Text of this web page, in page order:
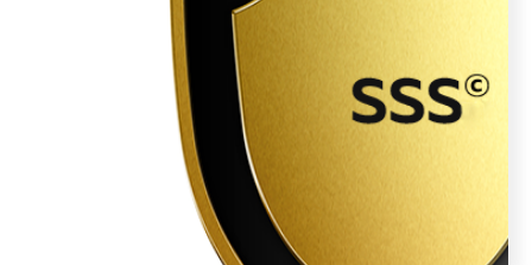
Анализ фото на сайте
в соответствии с фотостоками
Анализ телефона и фото в PI